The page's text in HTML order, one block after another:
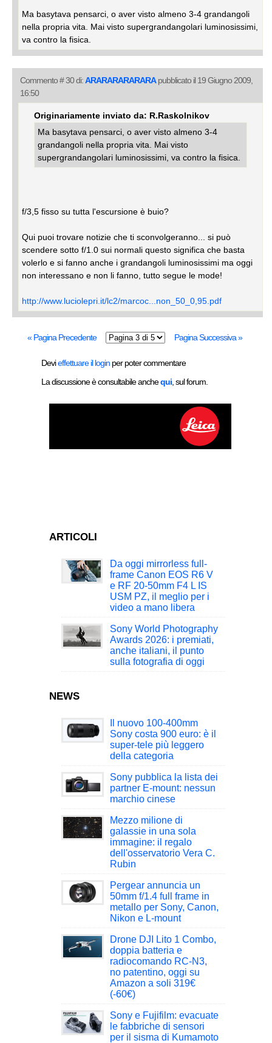
Ma basytava pensarci, o aver visto almeno 3-4 grandangoli
nella propria vita. Mai visto supergrandangolari luminosissimi,
va contro la fisica.
Commento # 30 di:ARARARARARARApubblicato il 19 Giugno 2009,
16:50
Originariamente inviato da: R.Raskolnikov
Ma basytava pensarci, o aver visto almeno 3-4
grandangoli nella propria vita. Mai visto
supergrandangolari luminosissimi, va contro la fisica.
f/3,5 fisso su tutta l'escursione è buio?
Qui puoi trovare notizie che ti sconvolgeranno... si può
scendere sotto f/1.0 sui normali questo significa che basta
volerlo e si fanno anche i grandangoli luminosissimi ma oggi
non interessano e non li fanno, tutto segue le mode!
http://www.luciolepri.it/lc2/marcoc...non_50_0,95.pdf
« Pagina Precedente Pagina Successiva »
Devieffettuare il login per poter commentare
La discussione è consultabile anchequi , sul forum.
ARTICOLI
Da oggi mirrorless full-
frame Canon EOS R6 V
e RF 20-50mm F4 L IS
USM PZ, il meglio per i
video a mano libera
Sony World Photography
Awards 2026: i premiati,
anche italiani, il punto
sulla fotografia di oggi
NEWS
Il nuovo 100-400mm
Sony costa 900 euro: è il
super-tele più leggero
della categoria
Sony pubblica la lista dei
partner E-mount: nessun
marchio cinese
Mezzo milione di
galassie in una sola
immagine: il regalo
dell'osservatorio Vera C.
Rubin
Pergear annuncia un
50mm f/1.4 full frame in
metallo per Sony, Canon,
Nikon e L-mount
Drone DJI Lito 1 Combo,
doppia batteria e
radiocomando RC-N3,
no patentino, oggi su
Amazon a soli 319€
(-60€)
Sony e Fujifilm: evacuate
le fabbriche di sensori
per il sisma di Kumamoto